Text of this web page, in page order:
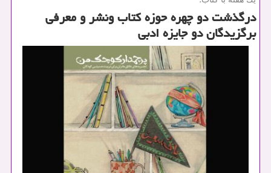
درگذشت دو چهره حوزه كتاب ونشر و معرفی
برگزیدگان دو جایزه ادبی